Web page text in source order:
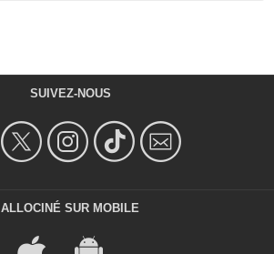
SUIVEZ-NOUS
ALLOCINÉ SUR MOBILE